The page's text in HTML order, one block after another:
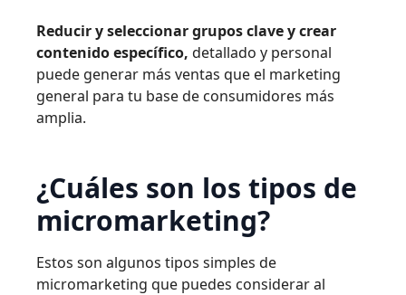
Reducir y seleccionar grupos clave y crear
contenido específico, detallado y personal
puede generar más ventas que el marketing
general para tu base de consumidores más
amplia.
¿Cuáles son los tipos de
micromarketing?
Estos son algunos tipos simples de
micromarketing que puedes considerar al